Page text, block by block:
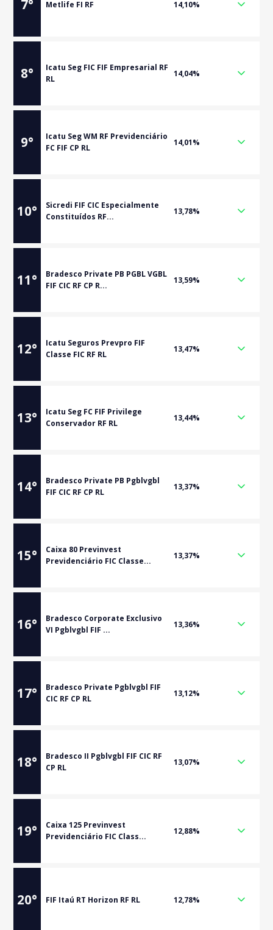
7° Metlife FI RF 14,10%
8°
Icatu Seg FIC FIF Empresarial RF
RL
14,04%
9°
Icatu Seg WM RF Previdenciário
FC FIF CP RL
14,01%
10°
Sicredi FIF CIC Especialmente
Constituídos RF...
13,78%
11°
Bradesco Private PB PGBL VGBL
FIF CIC RF CP R...
13,59%
12°
Icatu Seguros Prevpro FIF
Classe FIC RF RL
13,47%
13°
Icatu Seg FC FIF Privilege
Conservador RF RL
13,44%
14°
Bradesco Private PB Pgblvgbl
FIF CIC RF CP RL
13,37%
15°
Caixa 80 Previnvest
Previdenciário FIC Classe...
13,37%
16°
Bradesco Corporate Exclusivo
VI Pgblvgbl FIF ...
13,36%
17°
Bradesco Private Pgblvgbl FIF
CIC RF CP RL
13,12%
18°
Bradesco II Pgblvgbl FIF CIC RF
CP RL
13,07%
19°
Caixa 125 Previnvest
Previdenciário FIC Class...
12,88%
20° FIF Itaú RT Horizon RF RL 12,78%